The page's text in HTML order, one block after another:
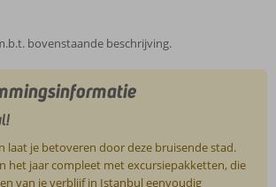
bovenstaande beschrijving.
laat je betoveren door deze bruisende stad.
het jaar compleet met excursiepakketten, die
van je verblijf in Istanbul eenvoudig